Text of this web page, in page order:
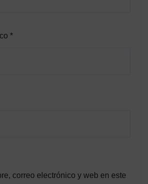
*
correo electrónico y web en este